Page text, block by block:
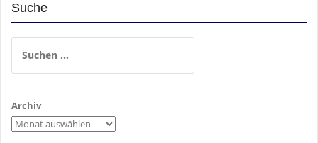
Suche
nach:
Archiv